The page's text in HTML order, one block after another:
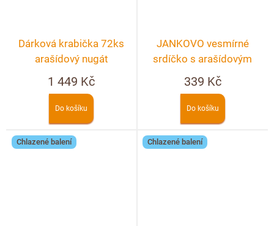
Dárková krabička 72ks
arašídový nugát
1 449 Kč
Do košíku
JANKOVO vesmírné
srdíčko s arašídovým
nugátem – crunchy 90g
339 Kč
Do košíku
Chlazené balení Chlazené balení